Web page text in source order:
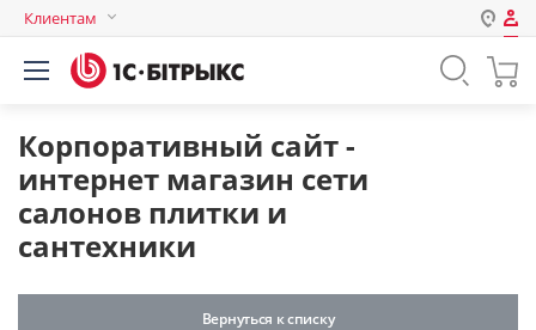
Клиентам
Авторизация
Логин
Корпоративный сайт -
интернет магазин сети
салонов плитки и
сантехники
Вернуться к списку